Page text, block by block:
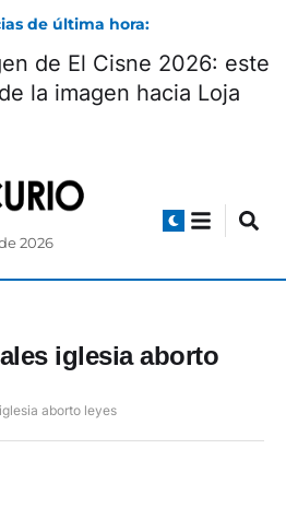
de última hora:
de El Cisne 2026: este
la imagen hacia Loja
2026
iglesia aborto
aborto leyes